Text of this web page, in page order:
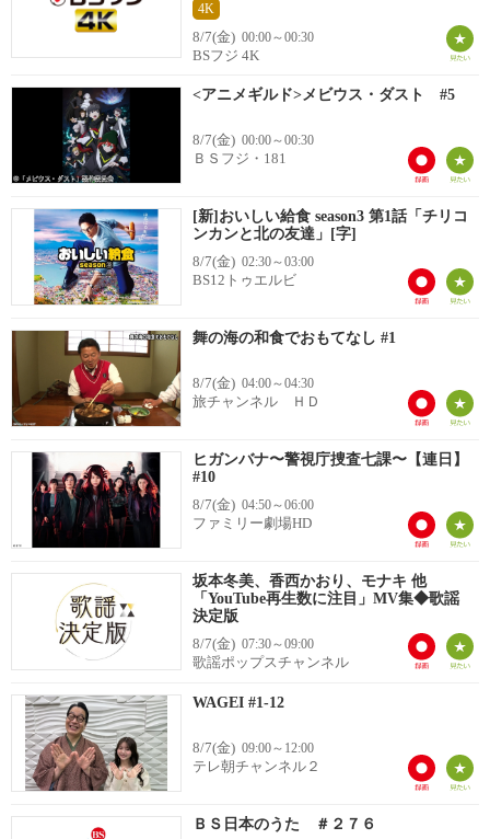
4K
8/7(金) 00:00～00:30
BSフジ 4K
<アニメギルド>メビウス・ダスト #5
8/7(金) 00:00～00:30
ＢＳフジ・181
[新]おいしい給食 season3 第1話「チリコ
ンカンと北の友達」[字]
8/7(金) 02:30～03:00
BS12トゥエルビ
舞の海の和食でおもてなし #1
8/7(金) 04:00～04:30
旅チャンネル ＨＤ
ヒガンバナ〜警視庁捜査七課〜【連日】
#10
8/7(金) 04:50～06:00
ファミリー劇場HD
坂本冬美、香西かおり、モナキ 他
「YouTube再生数に注目」MV集◆歌謡
決定版
8/7(金) 07:30～09:00
歌謡ポップスチャンネル
WAGEI #1-12
8/7(金) 09:00～12:00
テレ朝チャンネル２
ＢＳ日本のうた ＃２７６